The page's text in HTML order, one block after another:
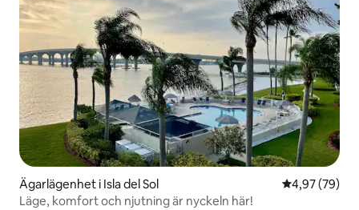
Ägarlägenhet i Isla del Sol 4,97 av 5 i
4,97 (79)
Läge, komfort och njutning är nyckeln här!